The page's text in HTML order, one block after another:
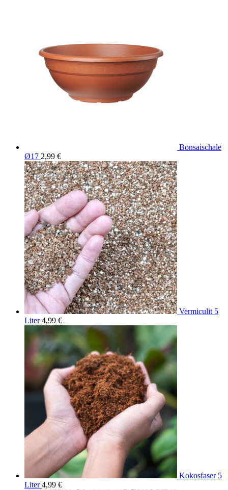
Bonsaischale
Ø17 2,99 €
Vermiculit 5
Liter 4,99 €
Kokosfaser 5
Liter 4,99 €